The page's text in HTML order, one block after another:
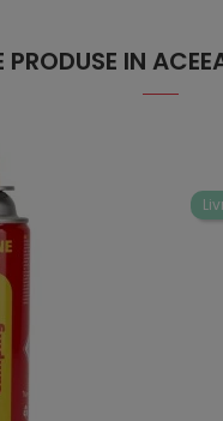
PRODUSE IN